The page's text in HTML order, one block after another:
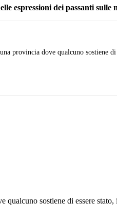
espressioni dei passanti sulle
provincia dove qualcuno sostiene di
sostiene di essere stato,